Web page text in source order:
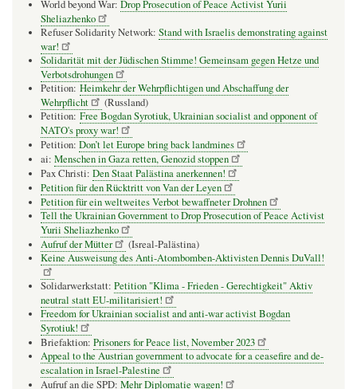
World beyond War: Drop Prosecution of Peace Activist Yurii
Sheliazhenko
Refuser Solidarity Network: Stand with Israelis demonstrating against
war!
Solidarität mit der Jüdischen Stimme! Gemeinsam gegen Hetze und
Verbotsdrohungen
Petition: Heimkehr der Wehrpflichtigen und Abschaffung der
Wehrpflicht
(Russland)
Petition: Free Bogdan Syrotiuk, Ukrainian socialist and opponent of
NATO's proxy war!
Petition: Don’t let Europe bring back landmines
ai: Menschen in Gaza retten, Genozid stoppen
Pax Christi: Den Staat Palästina anerkennen!
Petition für den Rücktritt von Van der Leyen
Petition für ein weltweites Verbot bewaffneter Drohnen
Tell the Ukrainian Government to Drop Prosecution of Peace Activist
Yurii Sheliazhenko
Aufruf der Mütter
(Isreal-Palästina)
Keine Ausweisung des Anti-Atombomben-Aktivisten Dennis DuVall!
Solidarwerkstatt: Petition "Klima - Frieden - Gerechtigkeit" Aktiv
neutral statt EU-militarisiert!
Freedom for Ukrainian socialist and anti-war activist Bogdan
Syrotiuk!
Briefaktion: Prisoners for Peace list, November 2023
Appeal to the Austrian government to advocate for a ceasefire and de-
escalation in Israel-Palestine
Aufruf an die SPD: Mehr Diplomatie wagen!